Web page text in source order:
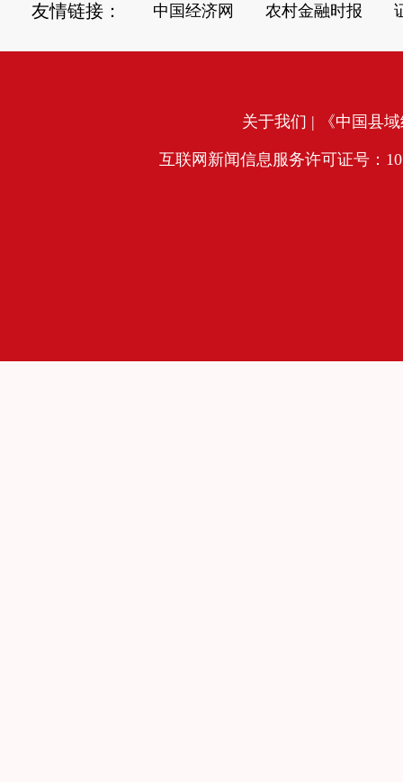
友情链接： 中国经济网 农村金融时报
关于我们 | 《中国县
互联网新闻信息服务许可证号：